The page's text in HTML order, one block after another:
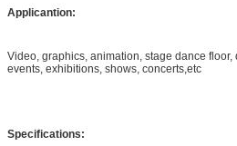
Applicantion:
Video, graphics, animation, stage dance floor,
events, exhibitions, shows, concerts,etc
Specifications: